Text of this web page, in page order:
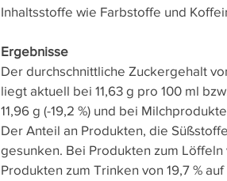
Inhaltsstoffe wie Farbstoffe und
Ergebnisse
Der durchschnittliche Zuckergehalt
liegt aktuell bei 11,63 g pro 100 ml
11,96 g (-19,2 %) und bei
Der Anteil an Produkten, die
gesunken. Bei Produkten zum Löffeln
Produkten zum Trinken von 19,7 % auf